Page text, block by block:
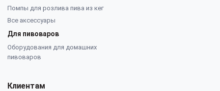
Помпы для розлива пива из кег
Все аксессуары
Для пивоваров
Оборудования для домашних
пивоваров
Клиентам